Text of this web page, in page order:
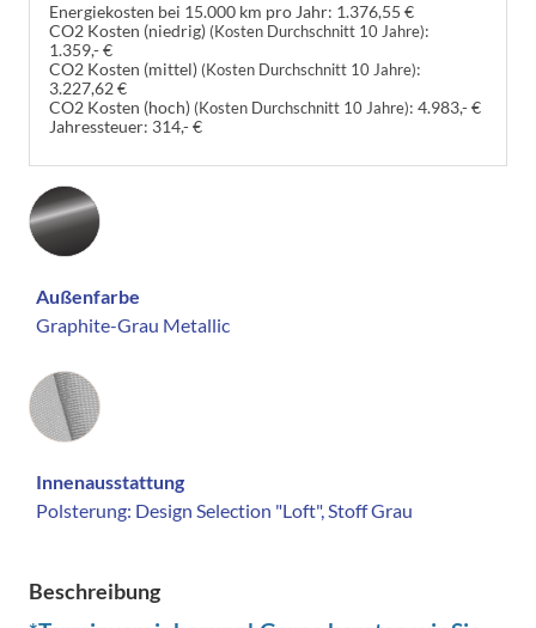
Energiekosten bei 15.000 km pro Jahr: 1.376,55 €
CO2 Kosten (niedrig) (Kosten Durchschnitt 10 Jahre):
1.359,- €
CO2 Kosten (mittel) (Kosten Durchschnitt 10 Jahre):
3.227,62 €
CO2 Kosten (hoch) (Kosten Durchschnitt 10 Jahre): 4.983,- €
Jahressteuer: 314,- €
Außenfarbe
Graphite-Grau Metallic
Innenausstattung
Innenausstattung
Polsterung: Design Selection "Loft", Stoff Grau
Beschreibung